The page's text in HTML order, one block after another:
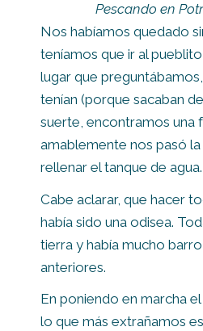
Pescando en
Nos habíamos quedado
teníamos que ir al
lugar que
tenían (porque sacaban
suerte, encontramos una
amablemente nos pasó
rellenar el tanque de agua.
Cabe aclarar, que hacer
había sido una odisea.
tierra y había mucho
anteriores.
En poniendo en marcha
lo que más extrañamos